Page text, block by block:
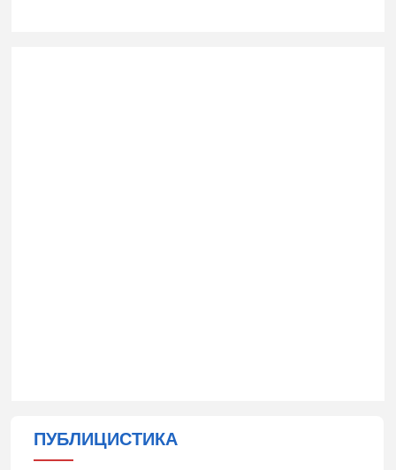
ПУБЛИЦИСТИКА